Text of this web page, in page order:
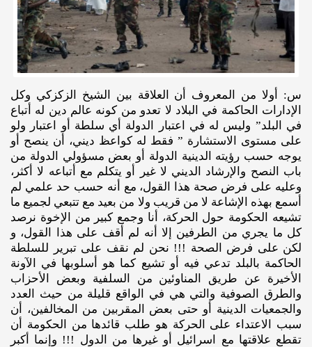
س: أولا من المعروف أن العلاقة بين الشيخ الزكزكي وكل
الإدارات الحاكمة في البلاد لا تعدو من كونه عالم دين له أتباع
في البلد” وليس له في اعتبار الدولة أي سلطة أو اعتبار ولو
على مستوى الاستشارة ” فقط له كواعظ ديني، أن ينصح أو
يوجه حسب رؤيته الدينية الدولة أو بعض مسؤولي الدولة من
باب النصح والإرشاد الديني لا غير أو يتكلم مع أتباعه لا أكثر،
وعليه على فرض صحة هذا القول، مع أنه حسب حد علمي لم
أسمع بهذه الإشاعة لا من قريب ولا من بعيد مع تتبعي لجميع ما
تشيعه الحكومة حول الحركة، أنا وجمع كبير من الإخوة نرصد
كل ما يجري من الطرفين إلا أنه لم أقف على هذا القول، و
لكن على فرض الصحة !!! نحن لم نقف على تبرير للسلطة
الحاكمة بالبلد تدعي فيه أو تشيع كما هو أسلوبها في الآونة
الأخيرة عن طريق المناوئين من السلفية وبعض الأحزاب
والطرق الصوفية والتي هي في الواقع قليلة من حيث العدد
والجمعيات الدينية أو حتى بعض المقربين من المخالفين، أن
سبب الاعتداء على الحركة هو طلب قائدها من الحكومة أن
تقطع علاقتها مع اسرائيل أو غيرها من الدول !!! وإنما أكبر